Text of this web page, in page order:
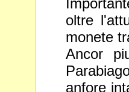
oltre
monete
Ancor
anfore